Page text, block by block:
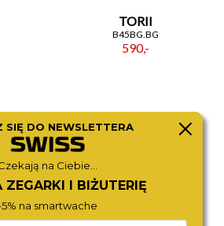
TORII
B45BG.BG
590,-
SIĘ DO NEWSLETTERA
na Ciebie...
ZEGARKI I BIŻUTERIĘ
na smartwache